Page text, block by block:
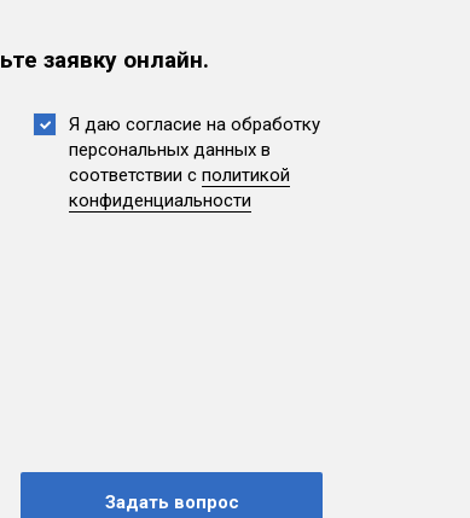
заявку онлайн.
Я даю согласие на обработку
персональных данных в
соответствии с политикой
конфиденциальности